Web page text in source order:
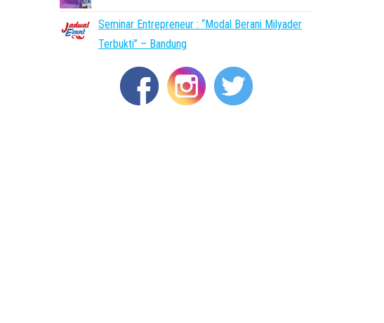
Seminar Entrepreneur : “Modal Berani Milyader
Terbukti” – Bandung